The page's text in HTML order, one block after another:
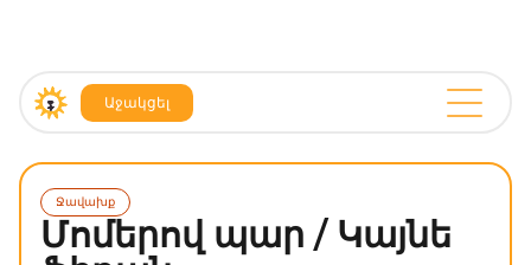
Աջակցել
Ջավախք
Մոմերով պար / Կայնե